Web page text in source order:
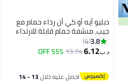
دبليو أيه أو كي أن رداء حمام مع
جيب، منشفة حمام قابلة للارتداء
بدون أكتاف مع زر كبس، رداء حمام
مناسب للساونا والشاطئ وحمام
السباحة والصالة الرياضية والسفر،
ملمس مخملي ناعم، طول الكاحل
3.8
4
د.ب‏6.12
13.74
55% OFF
احصل عليه خلال 13 - 14